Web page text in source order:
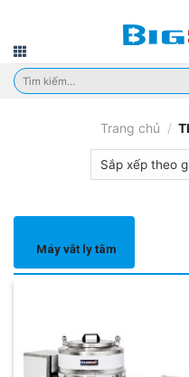
content
Tìm
kiếm:
Trang chủ /
Máy vắt ly tâm